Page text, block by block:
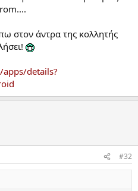
στον άντρα της κολλητής
details?
#32